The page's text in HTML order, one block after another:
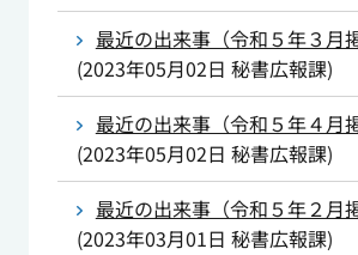
最近の出来事（令和５年３月掲
(2023年05月02日 秘書広報課)
最近の出来事（令和５年４月掲
(2023年05月02日 秘書広報課)
最近の出来事（令和５年２月掲
(2023年03月01日 秘書広報課)